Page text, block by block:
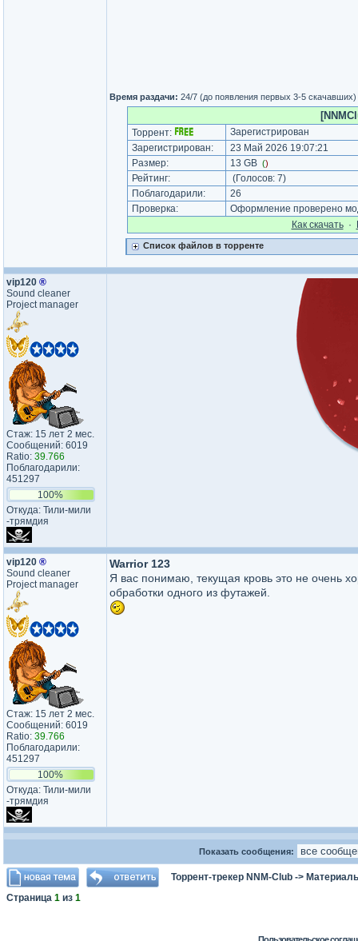
Время раздачи: 24/7 (до появления первых 3-5 скачавших)
Торрент:
Зарегистрирован
Зарегистрирован:
23 Май 2026 19:07:21
Размер:
13 GB ()
Рейтинг: (Голосов: 7)
Поблагодарили:
26
Проверка:
Оформление проверено
Как cкачать·
Список файлов в торренте
vip120 ®
Sound cleaner
Project manager
Стаж: 15 лет 2 мес.
Сообщений: 6019
Ratio: 39.766
Поблагодарили:
451297
100%
Откуда: Тили-мили​
-трямдия​
vip120 ®
Sound cleaner
Project manager
Стаж: 15 лет 2 мес.
Сообщений: 6019
Ratio: 39.766
Поблагодарили:
451297
100%
Откуда: Тили-мили​
-трямдия​
Warrior 123
Я вас понимаю, текущая кровь это не очень
обработки одного из футажей.
Показать сообщения:
Торрент-трекер NNM-Club ->
Страница 1 из 1